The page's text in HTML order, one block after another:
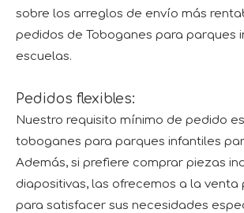
sobre los arreglos de envío más
pedidos de Toboganes para parques
escuelas.
Pedidos flexibles:
Nuestro requisito mínimo de pedido
toboganes para parques infantiles
Además, si prefiere comprar piezas
diapositivas, las ofrecemos a la venta
para satisfacer sus necesidades